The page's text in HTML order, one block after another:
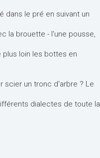
dans le pré en suivant un
la brouette - l'une pousse,
plus loin les bottes en
scier un tronc d'arbre ? Le
dialectes de toute la